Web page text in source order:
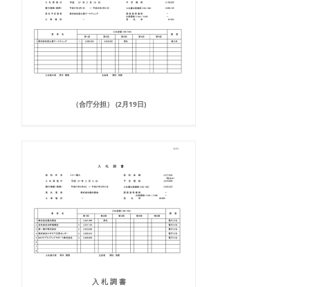
（合庁分担） (2月19日)
入 札 調 書